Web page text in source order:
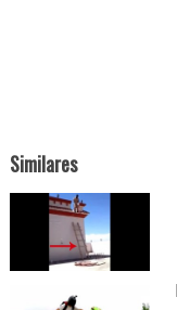
Similares